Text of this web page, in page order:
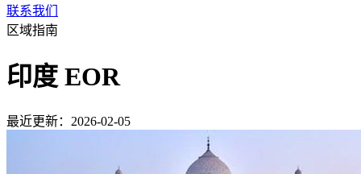
联系我们
区域指南
印度 EOR
最近更新：2026-02-05